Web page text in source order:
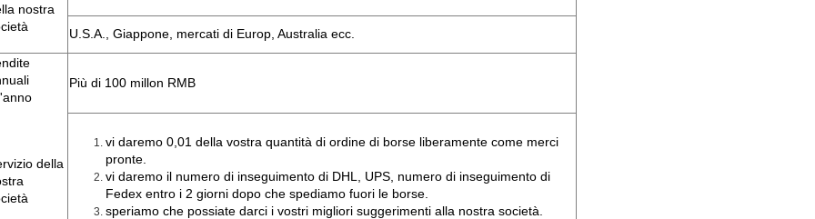
nostra
U.S.A., Giappone, mercati di Europ, Australia ecc.
della
Più di 100 millon RMB
vi daremo 0,01 della vostra quantità di ordine di borse liberamente come merci
pronte.
vi daremo il numero di inseguimento di DHL, UPS, numero di inseguimento di
Fedex entro i 2 giorni dopo che spediamo fuori le borse.
speriamo che possiate darci i vostri migliori suggerimenti alla nostra società.